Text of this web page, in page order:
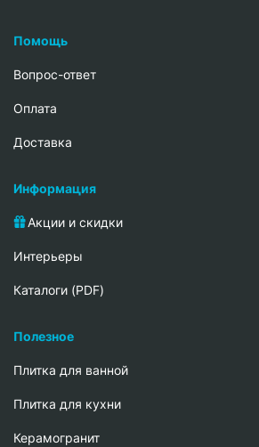
Помощь
Вопрос-ответ
Oплата
Доставка
Информация
Акции и скидки
Интерьеры
Каталоги (PDF)
Полезное
Плитка для ванной
Плитка для кухни
Керамогранит